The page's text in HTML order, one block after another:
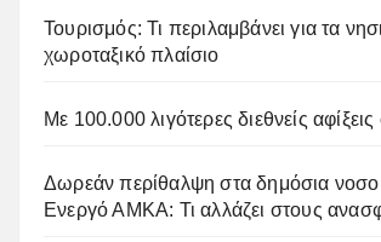
Τουρισμός: Τι περιλαμβάνει για τα
χωροταξικό πλαίσιο
Με 100.000 λιγότερες διεθνείς
Δωρεάν περίθαλψη στα δημόσια
Ενεργό ΑΜΚΑ: Τι αλλάζει στους